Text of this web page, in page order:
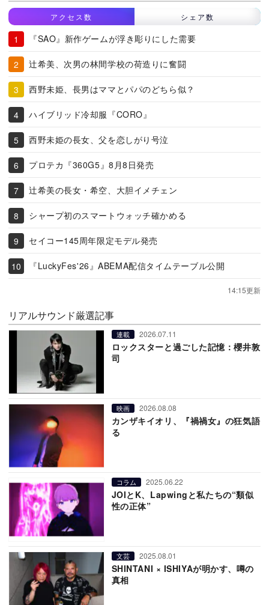
アクセス数 シェア数
『SAO』新作ゲームが浮き彫りにした需要
辻希美、次男の林間学校の荷造りに奮闘
西野未姫、長男はママとパパのどちら似？
ハイブリッド冷却服『CORO』
西野未姫の長女、父を恋しがり号泣
プロテカ『360G5』8月8日発売
辻希美の長女・希空、大胆イメチェン
シャープ初のスマートウォッチ確かめる
セイコー145周年限定モデル発売
『LuckyFes'26』ABEMA配信タイムテーブル公開
14:15更新
リアルサウンド厳選記事
連載 2026.07.11
ロックスターと過ごした記憶：櫻井敦
司
映画 2026.08.08
カンザキイオリ、『禍禍女』の狂気語
る
コラム 2025.06.22
JOIとK、Lapwingと私たちの“類似
性の正体”
文芸 2025.08.01
SHINTANI × ISHIYAが明かす、噂の
真相